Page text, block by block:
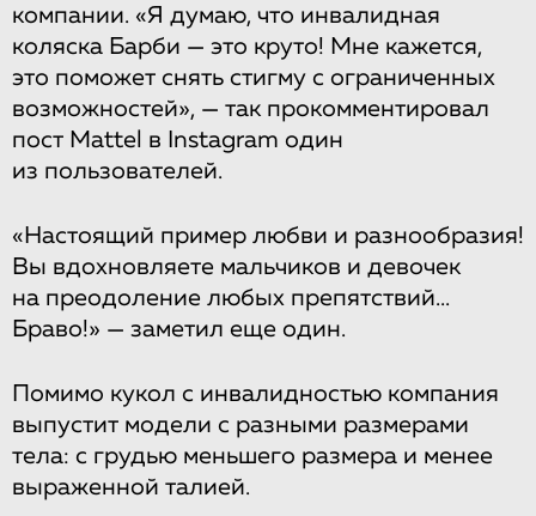
компании. «Я думаю, что инвалидная
коляска Барби — это круто! Мне кажется,
это поможет снять стигму с ограниченных
возможностей», — так прокомментировал
пост Mattel в Instagram один
из пользователей.
«Настоящий пример любви и разнообразия!
Вы вдохновляете мальчиков и девочек
на преодоление любых препятствий...
Браво!» — заметил еще один.
Помимо кукол с инвалидностью компания
выпустит модели с разными размерами
тела: с грудью меньшего размера и менее
выраженной талией.